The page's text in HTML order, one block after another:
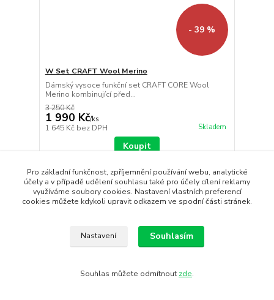
- 39 %
W Set CRAFT Wool Merino
Dámský vysoce funkční set CRAFT CORE Wool
Merino kombinující před...
3 250 Kč
1 990 Kč/ks
1 645 Kč bez DPH Skladem
Koupit
Pro základní funkčnost, zpříjemnění používání webu, analytické
účely a v případě udělení souhlasu také pro účely cílení reklamy
využíváme soubory cookies. Nastavení vlastních preferencí
cookies můžete kdykoli upravit odkazem ve spodní části stránek.
Nastavení Souhlasím
Souhlas můžete odmítnout zde.